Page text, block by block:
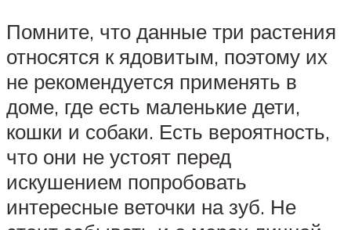
Помните, что данные три растения
относятся к ядовитым, поэтому их
не рекомендуется применять в
доме, где есть маленькие дети,
кошки и собаки. Есть вероятность,
что они не устоят перед
искушением попробовать
интересные веточки на зуб. Не